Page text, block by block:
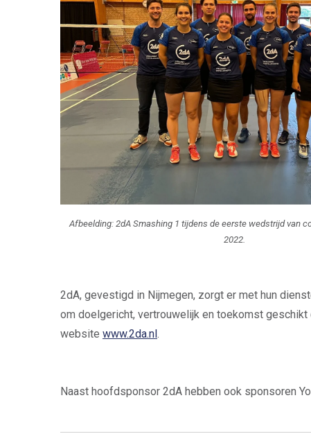
Afbeelding: 2dA Smashing 1 tijdens de eerste wedstrijd van
2022.
2dA, gevestigd in Nijmegen, zorgt er met hun
om doelgericht, vertrouwelijk en toekomst
website www.2da.nl .
Naast hoofdsponsor 2dA hebben ook sponsoren